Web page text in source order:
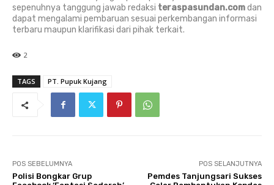
sepenuhnya tanggung jawab redaksi teraspasundan.comdan
dapat mengalami pembaruan sesuai perkembangan informasi
terbaru maupun klarifikasi dari pihak terkait.
2
TAGS PT. Pupuk Kujang
POS SEBELUMNYA
Polisi Bongkar Grup
POS SELANJUTNYA
Pemdes Tanjungsari Sukses